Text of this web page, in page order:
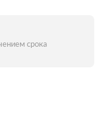
срока